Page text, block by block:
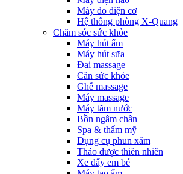
Máy đo điện cơ
Hệ thống phòng X-Quang
Chăm sóc sức khỏe
Máy hút ẩm
Máy hút sữa
Đai massage
Cân sức khỏe
Ghế massage
Máy massage
Máy tăm nước
Bồn ngâm chân
Spa & thẩm mỹ
Dụng cụ phun xăm
Thảo dược thiên nhiên
Xe đẩy em bé